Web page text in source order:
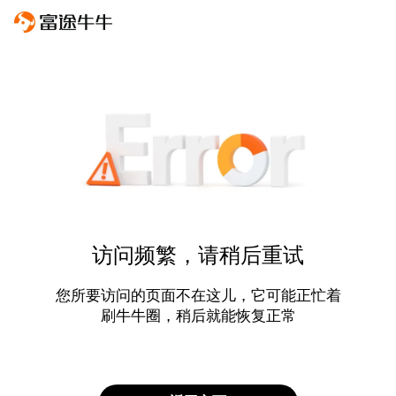
访问频繁，请稍后重试
您所要访问的页面不在这儿，它可能正忙着
刷牛牛圈，稍后就能恢复正常